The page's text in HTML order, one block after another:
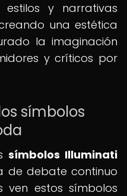
estilos y narrativas
una estética
la imaginación
y críticos por
símbolos
símbolos Illuminati
de debate continuo
ven estos símbolos